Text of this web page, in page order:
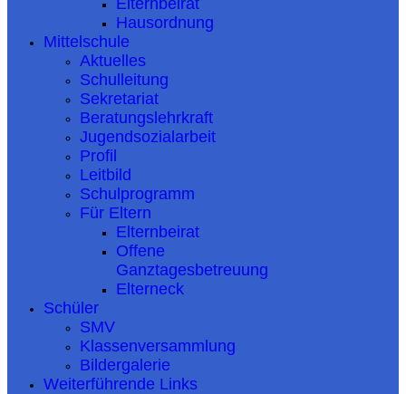
Elternbeirat
Hausordnung
Mittelschule
Aktuelles
Schulleitung
Sekretariat
Beratungslehrkraft
Jugendsozialarbeit
Profil
Leitbild
Schulprogramm
Für Eltern
Elternbeirat
Offene
Ganztagesbetreuung
Elterneck
Schüler
SMV
Klassenversammlung
Bildergalerie
Weiterführende Links